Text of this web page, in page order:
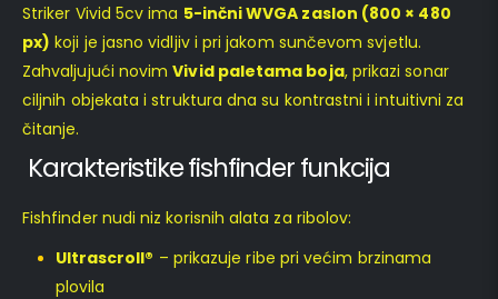
Striker Vivid 5cv ima 5-inčni WVGA zaslon (800 × 480
px) koji je jasno vidljiv i pri jakom sunčevom svjetlu.
Zahvaljujući novimVivid paletama boja, prikazi sonar
ciljnih objekata i struktura dna su kontrastni i intuitivni za
čitanje.
Karakteristike fishfinder funkcija
Fishfinder nudi niz korisnih alata za ribolov:
Ultrascroll® – prikazuje ribe pri većim brzinama
plovila